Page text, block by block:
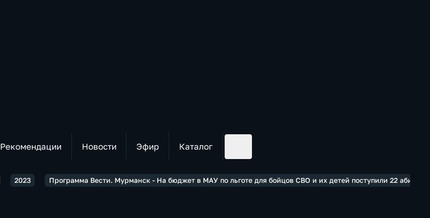
Рекомендации Новости Эфир Каталог
2023 Программа Вести. Мурманск - На бюджет в МАУ по льготе для бойцов СВО и их детей поступили 22